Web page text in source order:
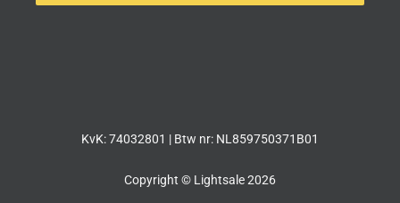
KvK: 74032801 | Btw nr: NL859750371B01
Copyright © Lightsale 2026